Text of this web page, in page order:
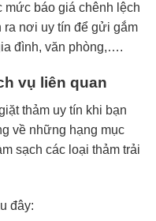
mức báo giá chênh lệch
ra nơi uy tín để gửi gắm
đình, văn phòng,….
vụ liên quan
thảm uy tín khi bạn
về những hạng mục
sạch các loại thảm trải
đây: